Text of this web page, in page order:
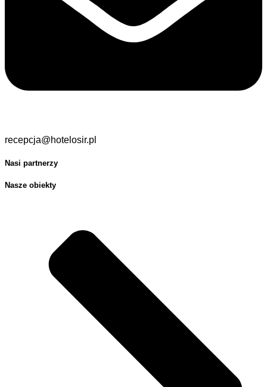
recepcja@hotelosir.pl
Nasi partnerzy
Nasze obiekty